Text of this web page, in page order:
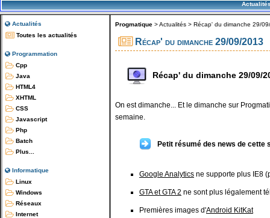
Actualités
Toutes les actualités
Programmation
Cpp
Java
HTML4
XHTML
CSS
Javascript
Php
Batch
Plus...
Informatique
Linux
Windows
Réseaux
Internet
Progmatique >Actualités > Récap' du dimanche 29/
Récap' du dimanche 29/09/2013
Récap' du dimanche 29/09/
On est dimanche... Et le dimanche sur
semaine.
Petit résumé des news de cette
Google Analytics ne supporte plus IE8
GTA et GTA 2 ne sont plus légalement
Premières images d'Android KitKat